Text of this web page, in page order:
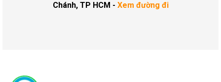
Chánh, TP HCM - Xem đường đi